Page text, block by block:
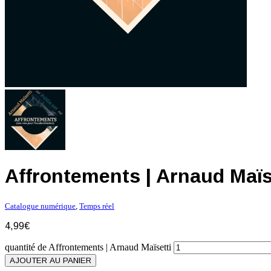
Affrontements | Arnaud
Catalogue numérique, Temps réel
4,99€
quantité de Affrontements | Arnaud Maïsetti
AJOUTER AU PANIER